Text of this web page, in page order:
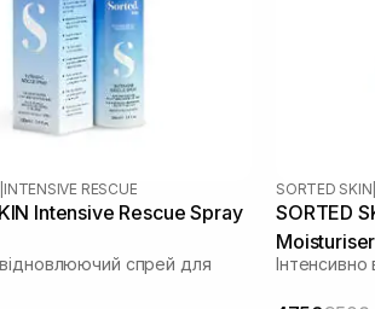
INTENSIVE RESCUE
Intensive Rescue Spray
відновлюючий спрей для
SORTED SKIN
SORTED